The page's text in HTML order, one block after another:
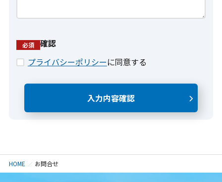
必須
確認
プライバシーポリシーに同意する
入力内容確認
HOME お問合せ